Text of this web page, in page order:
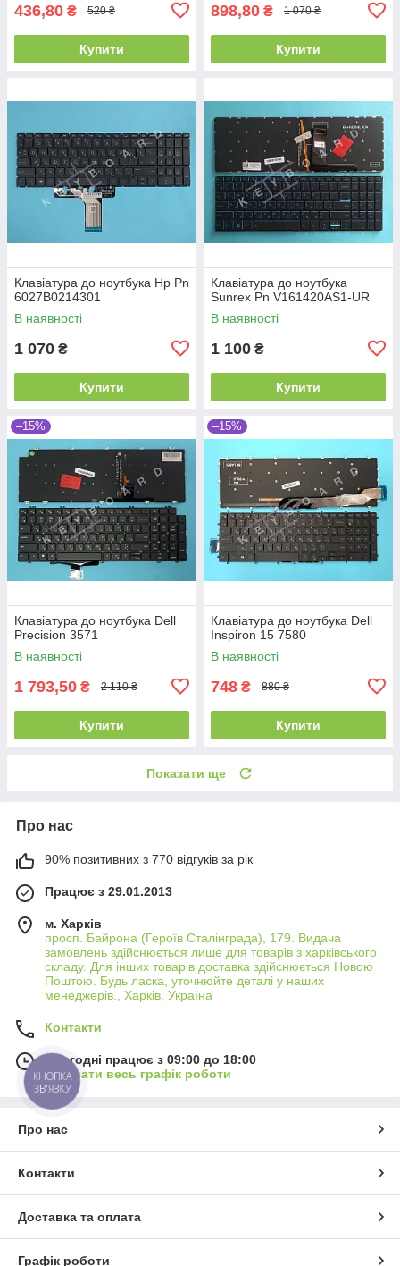
436,80 ₴ 520 ₴
Купити
898,80 ₴ 1 070 ₴
Купити
Клавіатура до ноутбука Hp Pn
6027B0214301
В наявності
1 070 ₴
Купити
Клавіатура до ноутбука
Sunrex Pn V161420AS1-UR
В наявності
1 100 ₴
Купити
–15%
Клавіатура до ноутбука Dell
Precision 3571
В наявності
1 793,50 ₴ 2 110 ₴
Купити
–15%
Клавіатура до ноутбука Dell
Inspiron 15 7580
В наявності
748 ₴ 880 ₴
Купити
Показати ще
Про нас
90% позитивних з 770 відгуків за рік
Працює з 29.01.2013
м. Харків
просп. Байрона (Героїв Сталінграда), 179. Видача
замовлень здійснюється лише для товарів з харківського
складу. Для інших товарів доставка здійснюється Новою
Поштою. Будь ласка, уточнюйте деталі у наших
менеджерів., Харків, Україна
Контакти
Сьогодні працює з 09:00 до 18:00
Показати весь графік роботи
Про нас
Контакти
Доставка та оплата
Графік роботи
КНОПКА
ЗВ'ЯЗКУ